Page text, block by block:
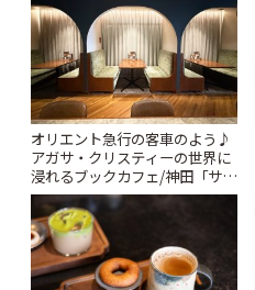
オリエント急行の客車のよう♪
アガサ・クリスティーの世界に
浸れるブックカフェ/神田「サロ
ンクリスティ」 | ことりっぷ